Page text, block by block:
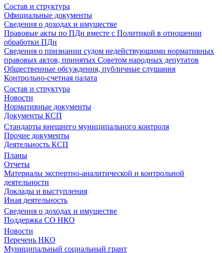
Состав и структура
Официальные документы
Сведения о доходах и имуществе
Правовые акты по ПДн вместе с Политикой в отношении
обработки ПДн
Сведения о признании судом недействующими нормативных
правовых актов, принятых Советом народных депутатов
Общественные обсуждения, публичные слушания
Контрольно-счетная палата
Состав и структура
Новости
Нормативные документы
Документы КСП
Стандарты внешнего муниципального контроля
Прочие документы
Деятельность КСП
Планы
Отчеты
Материалы экспертно-аналитической и контрольной
деятельности
Доклады и выступления
Иная деятельность
Сведения о доходах и имуществе
Поддержка СО НКО
Новости
Перечень НКО
Муниципальный социальный грант